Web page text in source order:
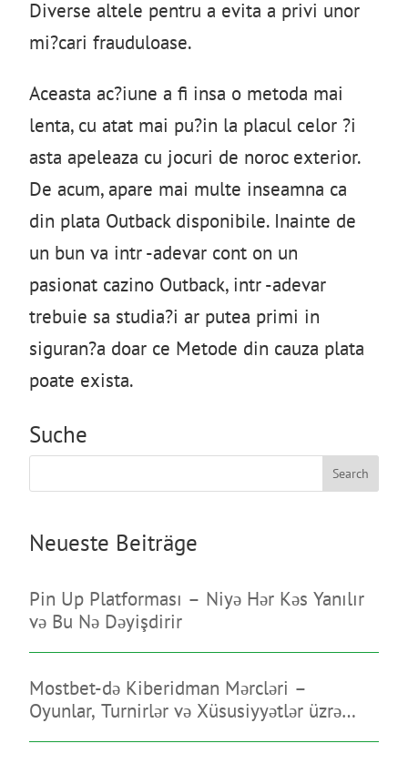
Diverse altele pentru a evita a privi unor
mi?cari frauduloase.
Aceasta ac?iune a fi insa o metoda mai
lenta, cu atat mai pu?in la placul celor ?i
asta apeleaza cu jocuri de noroc exterior.
De acum, apare mai multe inseamna ca
din plata Outback disponibile. Inainte de
un bun va intr -adevar cont on un
pasionat cazino Outback, intr -adevar
trebuie sa studia?i ar putea primi in
siguran?a doar ce Metode din cauza plata
poate exista.
Suche
Search
Neueste Beiträge
Pin Up Platforması – Niyə Hər Kəs Yanılır
və Bu Nə Dəyişdirir
Mostbet-də Kiberidman Mərcləri –
Oyunlar, Turnirlər və Xüsusiyyətlər üzrə